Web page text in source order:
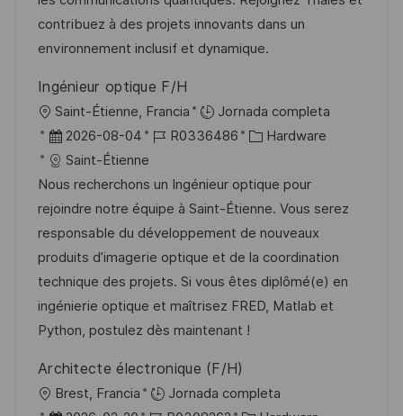
i
ó
d
e
u
b
l
c
a
c
i
ó
n
m
p
e
o
o
r
contribuez à des projets innovants dans un
environnement inclusif et dynamique.
Ingénieur optique F/H
U
b
c
a
c
i
ó
n
Saint-Étienne, Francia
Jornada completa
F
e
c
h
a
d
e
p
u
l
i
2026-08-04
I
d
e
e
m
p
l
e
R0336486
C
t
e
g
o
r
í
a
Hardware
Saint-Étienne
Nous recherchons un Ingénieur optique pour
rejoindre notre équipe à Saint-Étienne. Vous serez
responsable du développement de nouveaux
produits d’imagerie optique et de la coordination
technique des projets. Si vous êtes diplômé(e) en
ingénierie optique et maîtrisez FRED, Matlab et
Python, postulez dès maintenant !
Architecte électronique (F/H)
U Brest, Francia
Jornada completa